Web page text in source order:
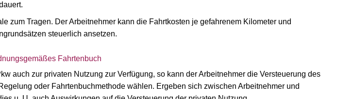
zum Tragen. Der Arbeitnehmer kann die Fahrtkosten je gefahrenem Kilometer und
steuerlich ansetzen.
Fahrtenbuch
auch zur privaten Nutzung zur Verfügung, so kann der Arbeitnehmer die Versteuerung des
oder Fahrtenbuchmethode wählen. Ergeben sich zwischen Arbeitnehmer und